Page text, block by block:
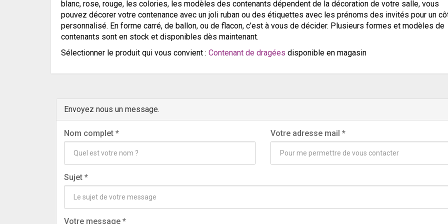
blanc, rose, rouge, les colories, les modèles des contenants dépendent de la décoration de votre salle, vous
pouvez décorer votre contenance avec un joli ruban ou des étiquettes avec les prénoms des invités pour un
personnalisé. En forme carré, de ballon, ou de flacon, c’est à vous de décider. Plusieurs formes et modèles de
contenants sont en stock et disponibles dès maintenant.
Sélectionner le produit qui vous convient : Contenant de dragées disponible en magasin
Envoyez nous un message.
Nom complet * Votre adresse mail *
Sujet *
Votre message *